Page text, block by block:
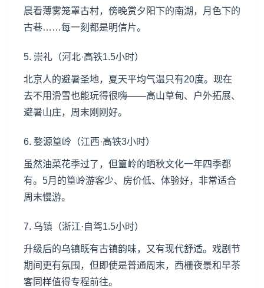
晨看薄雾笼罩古村，傍晚赏夕阳下的南湖，月色下的
古巷……每一刻都是明信片。
5. 崇礼（河北·高铁1.5小时）
北京人的避暑圣地，夏天平均气温只有20度。现在
去不用滑雪也能玩得很嗨——高山草甸、户外拓展、
避暑山庄，周末刚刚好。
6. 婺源篁岭（江西·高铁3小时）
虽然油菜花季过了，但篁岭的晒秋文化一年四季都
有。5月的篁岭游客少、房价低、体验好，非常适合
周末慢游。
7. 乌镇（浙江·自驾1.5小时）
升级后的乌镇既有古镇韵味，又有现代舒适。戏剧节
期间更有氛围，但即使是普通周末，西栅夜景和早茶
客同样值得专程前往。